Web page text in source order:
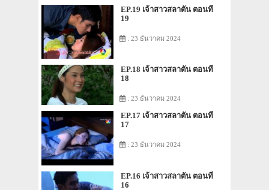
EP.19 เจ้าสาวสลาตัน ตอนที่
19
: 23 ธันวาคม 2024
EP.18 เจ้าสาวสลาตัน ตอนที่
18
: 23 ธันวาคม 2024
EP.17 เจ้าสาวสลาตัน ตอนที่
17
: 23 ธันวาคม 2024
EP.16 เจ้าสาวสลาตัน ตอนที่
16